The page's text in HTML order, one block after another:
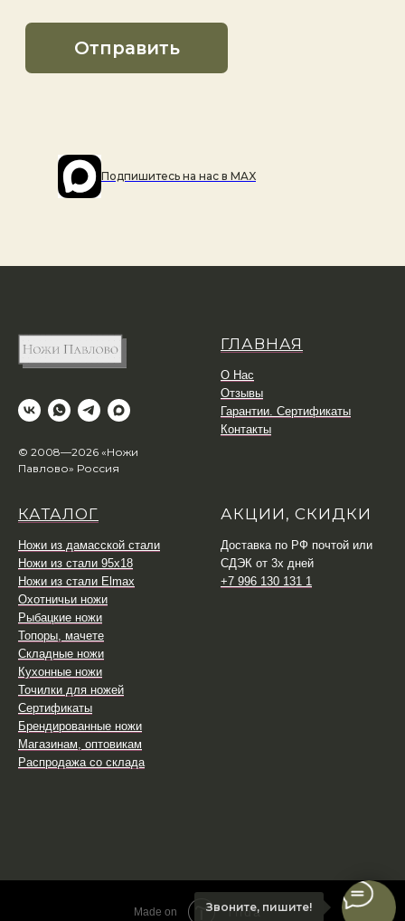
Подпишитесь на наc в MAX
© 2008—2026 «Ножи
Павлово» Россия
ГЛАВНАЯ
О Нас
Отзывы
Гарантии. Сертификаты
Контакты
КАТАЛОГ
Ножи из дамасской стали
Ножи из стали 95х18
Ножи из стали Elmax
Охотничьи ножи
Рыбацкие ножи
Топоры, мачете
Складные ножи
Кухонные ножи
Точилки для ножей
Сертификаты
Брендированные ножи
Магазинам, оптовикам
Распродажа со склада
АКЦИИ, СКИДКИ
Доставка по РФ почтой или
СДЭК от 3х дней
+7 996 130 131 1
Звоните, пишите!
Made on Tilda